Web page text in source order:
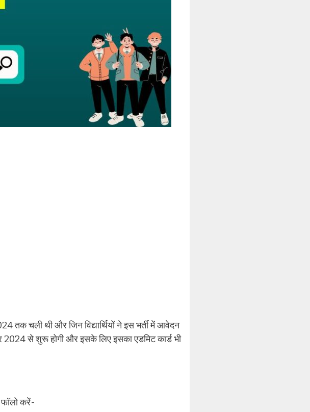
तक चली थी और जिन विद्यार्थियों ने इस भर्ती में आवेदन
2024 से शुरू होगी और इसके लिए इसका एडमिट कार्ड भी
फॉलो करें-